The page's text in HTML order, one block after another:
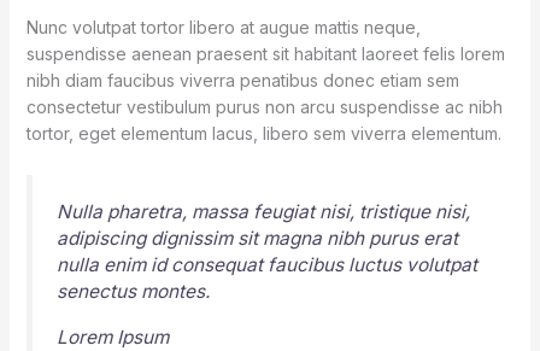
Nunc volutpat tortor libero at augue mattis neque,
suspendisse aenean praesent sit habitant laoreet felis lorem
nibh diam faucibus viverra penatibus donec etiam sem
consectetur vestibulum purus non arcu suspendisse ac nibh
tortor, eget elementum lacus, libero sem viverra elementum.
Nulla pharetra, massa feugiat nisi, tristique nisi,
adipiscing dignissim sit magna nibh purus erat
nulla enim id consequat faucibus luctus volutpat
senectus montes.
Lorem Ipsum